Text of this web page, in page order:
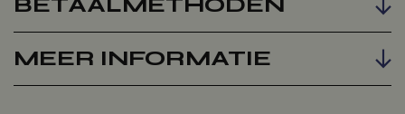
MEER INFORMATIE